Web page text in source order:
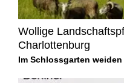
Wollige
Charlottenburg
Im Schlossgarten